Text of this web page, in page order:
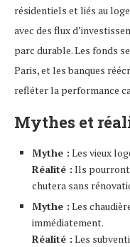
résidentiels et liés au
avec des flux
parc durable. Les fonds
Paris, et les banques
refléter la performance
Mythes et
Mythe : Les vieux
Réalité : Ils pourront
chutera sans
Mythe : Les
immédiatement.
Réalité : Les